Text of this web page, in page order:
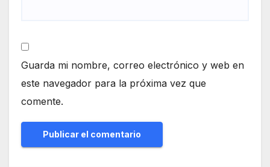
Guarda mi nombre, correo electrónico y web en
este navegador para la próxima vez que
comente.